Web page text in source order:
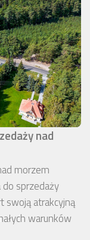
nad
morzem
sprzedaży
swoją atrakcyjną
warunków